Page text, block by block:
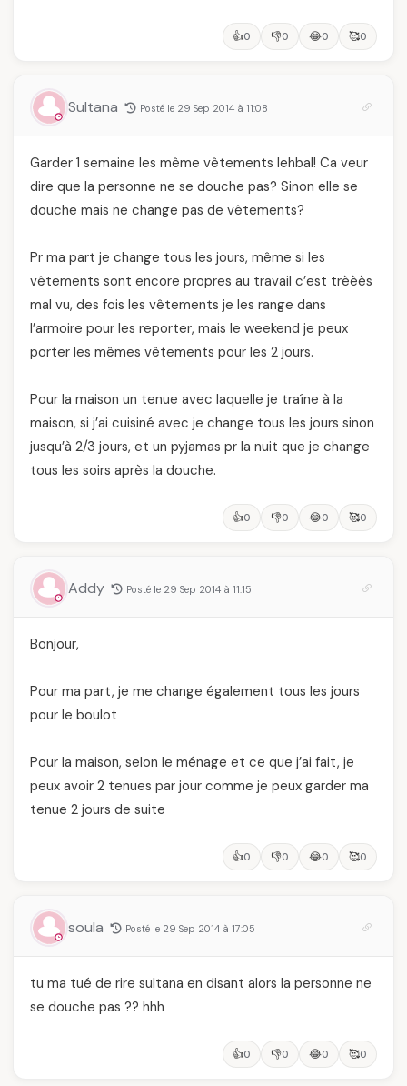
👍0 👎0 😂0 🥰0
Sultana Posté le 29 Sep 2014 à 11:08
Garder 1 semaine les même vêtements lehbal! Ca veur
dire que la personne ne se douche pas? Sinon elle se
douche mais ne change pas de vêtements?
Pr ma part je change tous les jours, même si les
vêtements sont encore propres au travail c’est trèèès
mal vu, des fois les vêtements je les range dans
l’armoire pour les reporter, mais le weekend je peux
porter les mêmes vêtements pour les 2 jours.
Pour la maison un tenue avec laquelle je traîne à la
maison, si j’ai cuisiné avec je change tous les jours sinon
jusqu’à 2/3 jours, et un pyjamas pr la nuit que je change
tous les soirs après la douche.
👍0 👎0 😂0 🥰0
Addy Posté le 29 Sep 2014 à 11:15
Bonjour,
Pour ma part, je me change également tous les jours
pour le boulot
Pour la maison, selon le ménage et ce que j’ai fait, je
peux avoir 2 tenues par jour comme je peux garder ma
tenue 2 jours de suite
👍0 👎0 😂0 🥰0
soula Posté le 29 Sep 2014 à 17:05
tu ma tué de rire sultana en disant alors la personne ne
se douche pas ?? hhh
👍0 👎0 😂0 🥰0